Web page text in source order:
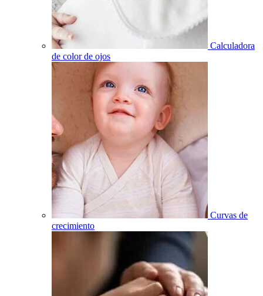
Calculadora
de color de ojos
Curvas de
crecimiento